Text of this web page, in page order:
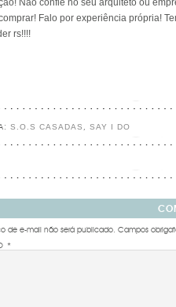
Não confie no seu arquiteto ou
Falo por experiência própria!
rs!!!!
S.O.S CASADAS , SAY I DO
de e-mail não será publicado. Campos
*